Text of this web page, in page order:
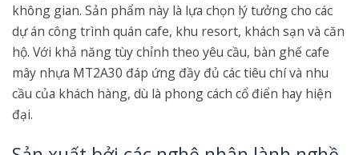
không gian. Sản phẩm này là lựa chọn lý tưởng cho các
dự án công trình quán cafe, khu resort, khách sạn và căn
hộ. Với khả năng tùy chỉnh theo yêu cầu, bàn ghế cafe
mây nhựa MT2A30 đáp ứng đầy đủ các tiêu chí và nhu
cầu của khách hàng, dù là phong cách cổ điển hay hiện
đại.